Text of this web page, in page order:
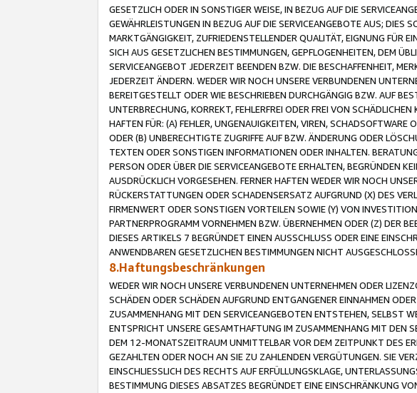
GESETZLICH ODER IN SONSTIGER WEISE, IN BEZUG AUF DIE
GEWÄHRLEISTUNGEN IN BEZUG AUF DIE SERVICEANGEBOTE AUS; DIES
MARKTGÄNGIGKEIT, ZUFRIEDENSTELLENDER QUALITÄT, EIGNUNG FÜR
SICH AUS GESETZLICHEN BESTIMMUNGEN, GEPFLOGENHEITEN, DEM
SERVICEANGEBOT JEDERZEIT BEENDEN BZW. DIE BESCHAFFENHEIT,
JEDERZEIT ÄNDERN. WEDER WIR NOCH UNSERE VERBUNDENEN
BEREITGESTELLT ODER WIE BESCHRIEBEN DURCHGÄNGIG BZW. AUF
UNTERBRECHUNG, KORREKT, FEHLERFREI ODER FREI VON
HAFTEN FÜR: (A) FEHLER, UNGENAUIGKEITEN, VIREN,
ODER (B) UNBERECHTIGTE ZUGRIFFE AUF BZW. ÄNDERUNG ODER
TEXTEN ODER SONSTIGEN INFORMATIONEN ODER INHALTEN.
PERSON ODER ÜBER DIE SERVICEANGEBOTE ERHALTEN, BEGRÜNDEN
AUSDRÜCKLICH VORGESEHEN. FERNER HAFTEN WEDER WIR NOCH
RÜCKERSTATTUNGEN ODER SCHADENSERSATZ AUFGRUND (X) DES
FIRMENWERT ODER SONSTIGEN VORTEILEN SOWIE (Y) VON
PARTNERPROGRAMM VORNEHMEN BZW. ÜBERNEHMEN ODER (Z) DER
DIESES ARTIKELS 7 BEGRÜNDET EINEN AUSSCHLUSS ODER EINE
ANWENDBAREN GESETZLICHEN BESTIMMUNGEN NICHT
8.Haftungsbeschränkungen
WEDER WIR NOCH UNSERE VERBUNDENEN UNTERNEHMEN ODER
SCHÄDEN ODER SCHÄDEN AUFGRUND ENTGANGENER EINNAHMEN
ZUSAMMENHANG MIT DEN SERVICEANGEBOTEN ENTSTEHEN, SELBST
ENTSPRICHT UNSERE GESAMTHAFTUNG IM ZUSAMMENHANG MIT DEN
DEM 12-MONATSZEITRAUM UNMITTELBAR VOR DEM ZEITPUNKT DES
GEZAHLTEN ODER NOCH AN SIE ZU ZAHLENDEN VERGÜTUNGEN. SIE
EINSCHLIESSLICH DES RECHTS AUF ERFÜLLUNGSKLAGE,
BESTIMMUNG DIESES ABSATZES BEGRÜNDET EINE EINSCHRÄNKUNG